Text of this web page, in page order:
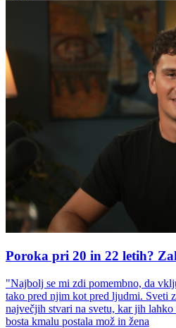
Poroka pri 20 in 22 letih?
"Najbolj se mi zdi pomembno, da
tako pred njim kot pred ljudmi. Sveti
največjih stvari na svetu, kar jih
bosta kmalu postala mož in žena